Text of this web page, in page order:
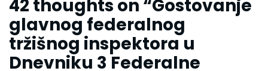
42 thoughts on “Gostovanje
glavnog federalnog
tržišnog inspektora u
Dnevniku 3 Federalne